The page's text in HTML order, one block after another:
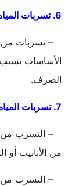
6. تسربات المياه من الأساسيات:
– تسربات من
الأساسات
الصرف.
7. تسربات المياه من الأنظمة التدفئة والتبريد:
– التسرب من
من الأنابيب أو
– التسرب من